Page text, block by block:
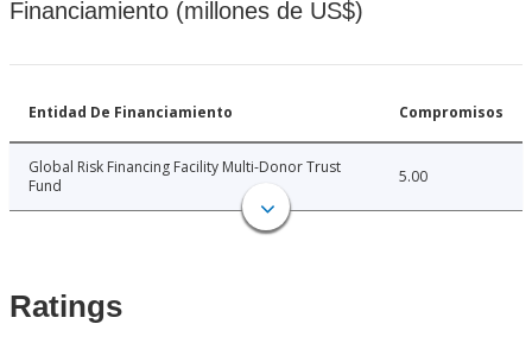
Financiamiento (millones de US$)
Entidad De Financiamiento Compromisos
Global Risk Financing Facility Multi-Donor Trust
Fund
5.00
Ratings